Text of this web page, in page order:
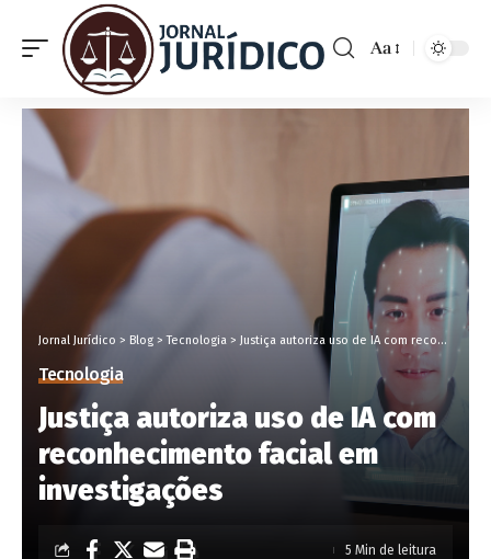
Aa
Jornal Jurídico > Blog >Tecnologia > Justiça autoriza uso de IA com reconhecimento facial em investigações
Tecnologia
Justiça autoriza uso de IA com
reconhecimento facial em
investigações
5 Min de leitura